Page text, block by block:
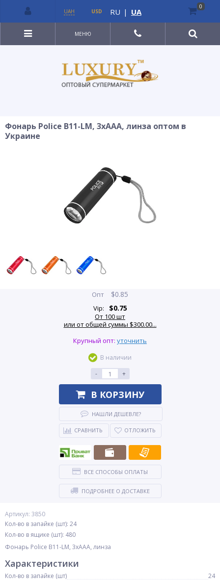
МЕНЮ
Фонарь Police B11-LM, 3xAAA, линза оптом в
Украине
Артикул: 3850
Кол-во в запайке (шт): 24
Кол-во в ящике (шт): 480
Фонарь Police B11-LM, 3xAAA, линза
Опт $0.85
Vip: $0.75
От 100 шт
или от общей суммы $300.00...
Крупный опт: уточнить
В наличии
-
+
В КОРЗИНУ
НАШЛИ ДЕШЕВЛЕ?
СРАВНИТЬ ОТЛОЖИТЬ
ВСЕ СПОСОБЫ ОПЛАТЫ
ПОДРОБНЕЕ О ДОСТАВКЕ
Характеристики
Кол-во в запайке (шт)
24
UAH USD RU | UA
0